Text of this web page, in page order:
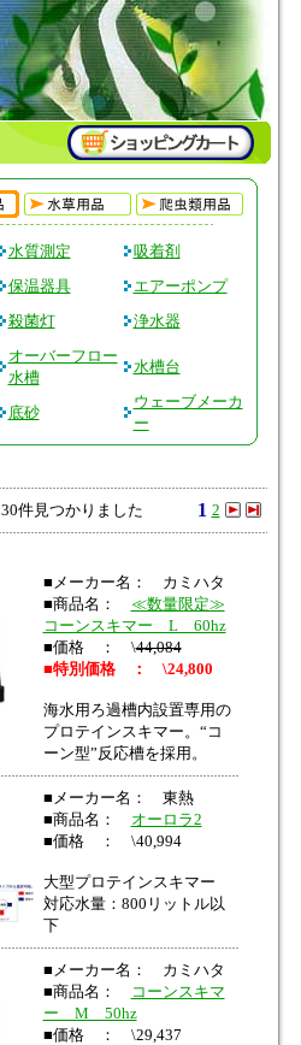
水質測定
吸着剤
保温器具
エアーポンプ
殺菌灯
浄水器
オーバーフロー
水槽
水槽台
底砂
ウェーブメーカ
ー
30件見つかりました 1 2
■メーカー名： カミハタ
■商品名： ≪数量限定≫
コーンスキマー L 60hz
■価格 ： \44,084
■特別価格 ： \24,800
海水用ろ過槽内設置専用の
プロテインスキマー。“コ
ーン型”反応槽を採用。
■メーカー名： 東熱
■商品名： オーロラ2
■価格 ： \40,994
大型プロテインスキマー
対応水量：800リットル以
下
■メーカー名： カミハタ
■商品名：
コーンスキマ
ー M 50hz
■価格 ： \29,437